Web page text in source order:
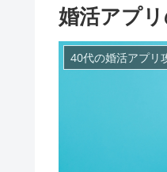
婚活アプ
40代の婚活アプリ